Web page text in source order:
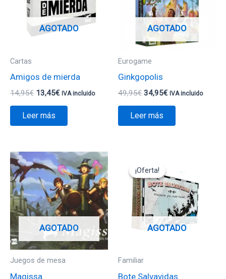
AGOTADO
Cartas
Amigos de mierda
14,95€ 13,45€ IVA incluido
Leer más
AGOTADO
Eurogame
Ginkgopolis
49,95€ 34,95€ IVA incluido
Leer más
AGOTADO
Juegos de mesa
Magissa
¡Oferta!
AGOTADO
¡Oferta!
Familiar
Bote Salvavidas
precio
original
era:
24,95€.
actual
es:
12,47€.